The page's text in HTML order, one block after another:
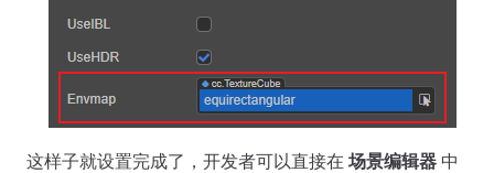
这样子就设置完成了，开发者可以直接在 场景编辑器 中